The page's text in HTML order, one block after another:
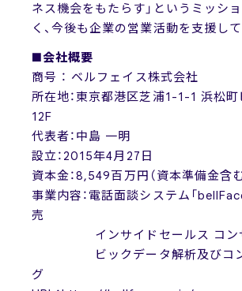
ネス機会をもたらす」というミッシ
く、今後も企業の営業活動を支援して
■会社概要
商号 ： ベルフェイス株式会社
所在地：東京都港区芝浦1-1-1 浜松
12F
代表者：中島 一明
設立：2015年4月27日
資本金：8,549百万円（資本準備金含む
事業内容：電話面談システム「
売
インサイドセールス コンサ
ビックデータ解析及びコン
グ